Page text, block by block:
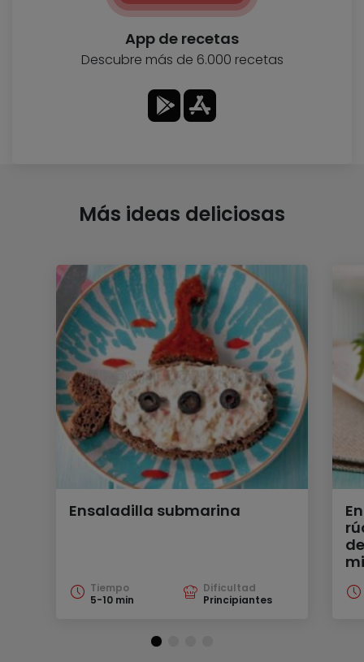
App de recetas
Descubre más de 6.000 recetas
Más ideas deliciosas
Ensaladilla submarina
Tiempo
5-10 min
Dificultad
Principiantes